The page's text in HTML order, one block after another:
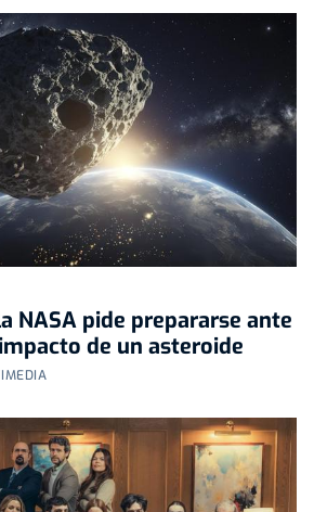
NASA pide prepararse ante
de un asteroide